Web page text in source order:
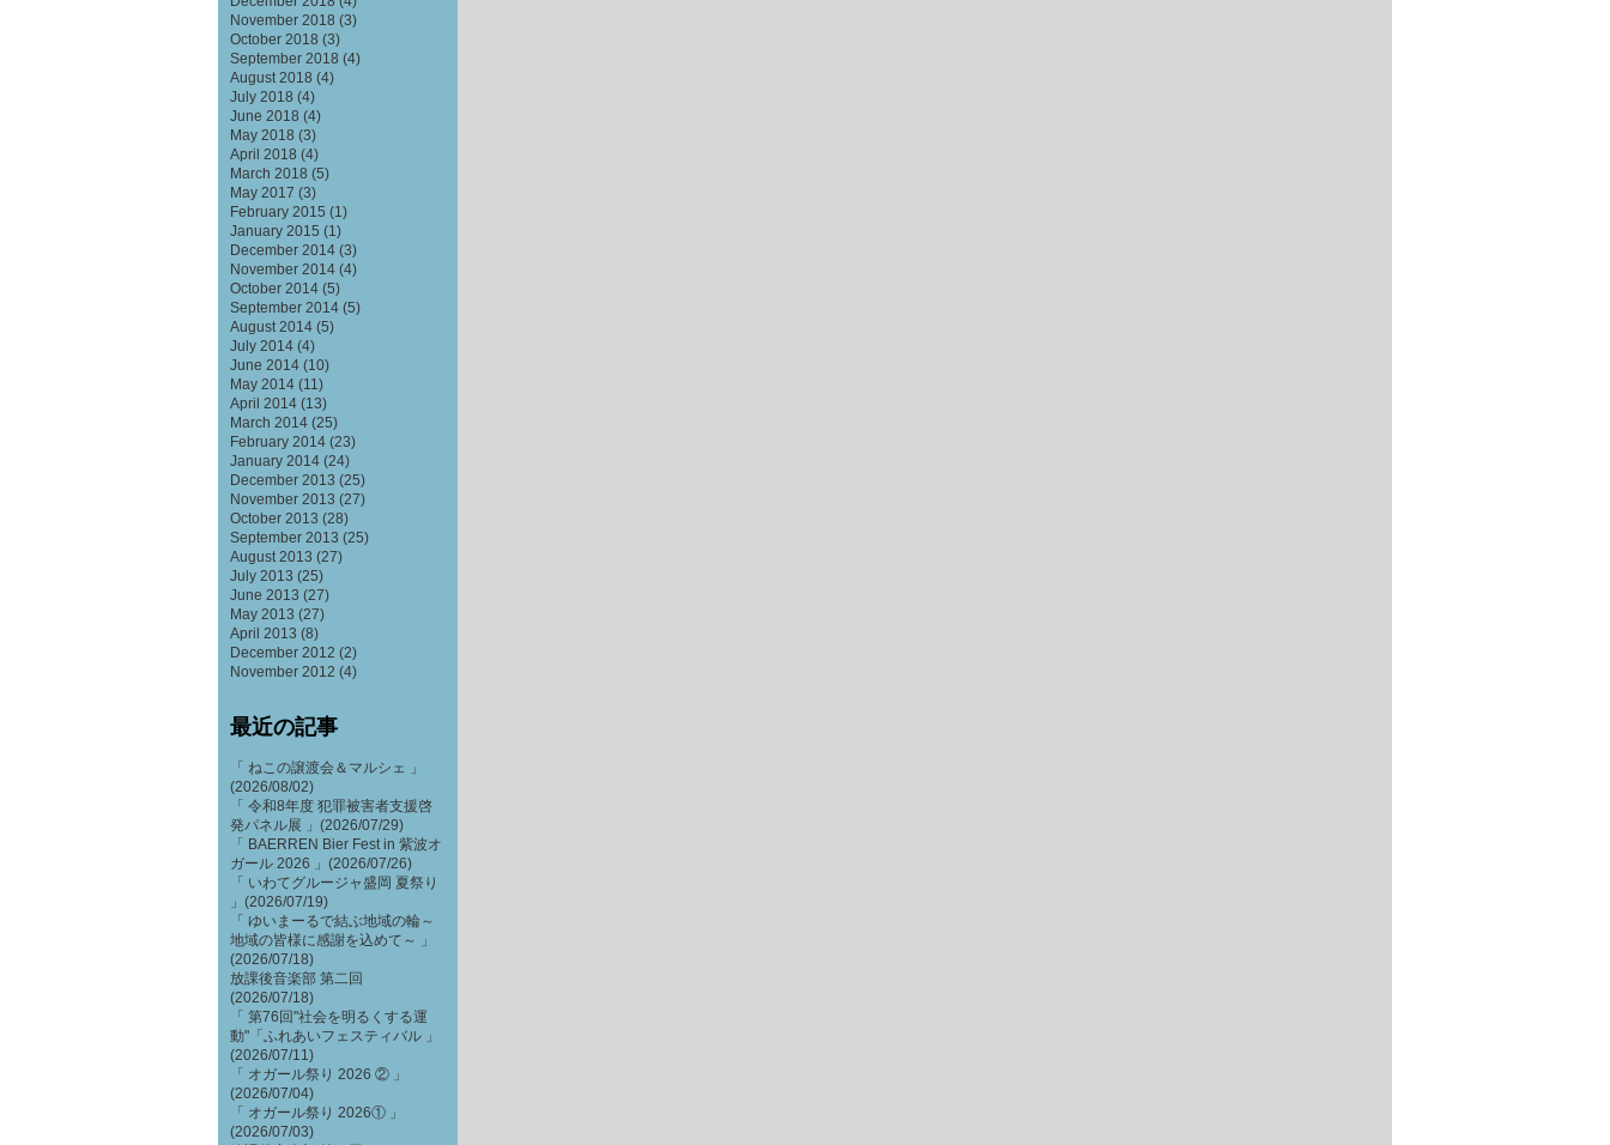
November 2018 (3)
October 2018 (3)
September 2018 (4)
August 2018 (4)
July 2018 (4)
June 2018 (4)
May 2018 (3)
April 2018 (4)
March 2018 (5)
May 2017 (3)
February 2015 (1)
January 2015 (1)
December 2014 (3)
November 2014 (4)
October 2014 (5)
September 2014 (5)
August 2014 (5)
July 2014 (4)
June 2014 (10)
May 2014 (11)
April 2014 (13)
March 2014 (25)
February 2014 (23)
January 2014 (24)
December 2013 (25)
November 2013 (27)
October 2013 (28)
September 2013 (25)
August 2013 (27)
July 2013 (25)
June 2013 (27)
May 2013 (27)
April 2013 (8)
December 2012 (2)
November 2012 (4)
最近の記事
「 ねこの譲渡会＆マルシェ 」
(2026/08/02)
「 令和8年度 犯罪被害者支援啓
発パネル展 」(2026/07/29)
「 BAERREN Bier Fest in 紫波オ
ガール 2026 」(2026/07/26)
「 いわてグルージャ盛岡 夏祭り
」(2026/07/19)
「 ゆいまーるで結ぶ地域の輪～
地域の皆様に感謝を込めて～ 」
(2026/07/18)
放課後音楽部 第二回
(2026/07/18)
「 第76回"社会を明るくする運
動"「ふれあいフェスティバル 」
(2026/07/11)
「 オガール祭り 2026 ② 」
(2026/07/04)
「 オガール祭り 2026① 」
(2026/07/03)